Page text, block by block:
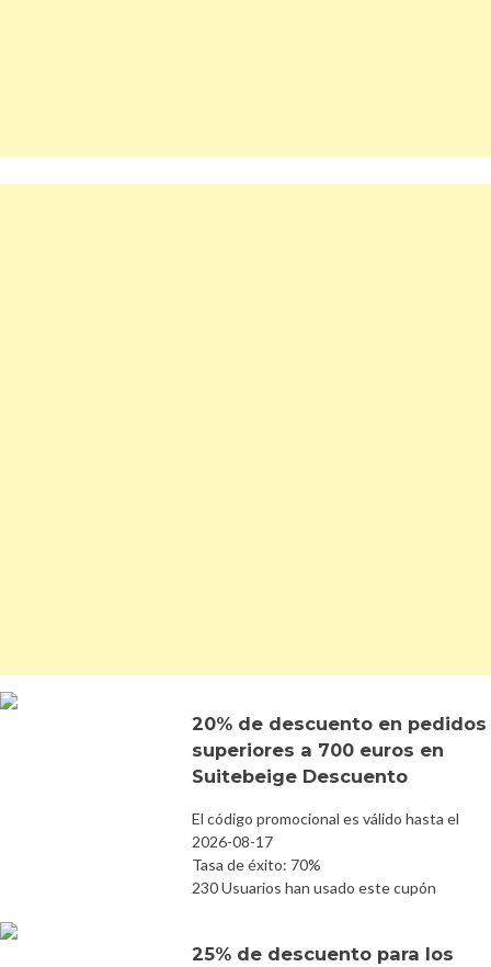
20% de descuento en pedidos
superiores a 700 euros en
Suitebeige Descuento
El código promocional es válido hasta el
2026-08-17
Tasa de éxito: 70%
230 Usuarios han usado este cupón
25% de descuento para los